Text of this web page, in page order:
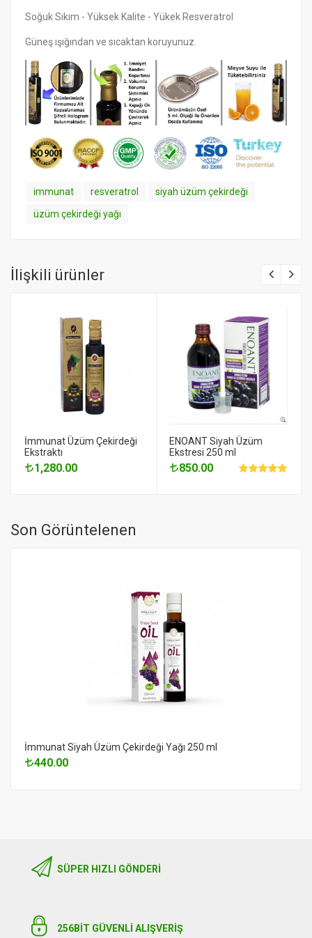
Soğuk Sıkım - Yüksek Kalite - Yükek Resveratrol
Güneş ışığından ve sıcaktan koruyunuz.
immunat resveratrol
siyah üzüm çekirdeği
üzüm çekirdeği yağı
İlişkili ürünler
İmmunat Üzüm Çekirdeği
Ekstraktı
1,280.00
ENOANT Siyah Üzüm
Ekstresi 250 ml
850.00
Son Görüntelenen
İmmunat Siyah Üzüm Çekirdeği Yağı 250 ml
440.00
SÜPER HIZLI GÖNDERI
256BIT GÜVENLİ ALIŞVERİŞ